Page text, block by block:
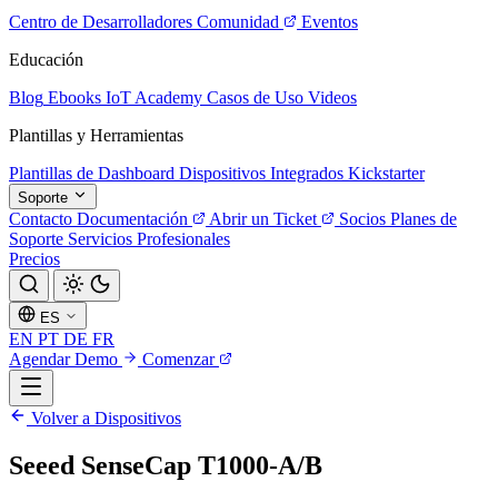
Centro de Desarrolladores Comunidad
Eventos
Educación
Blog Ebooks IoT Academy Casos de Uso Videos
Plantillas y Herramientas
Plantillas de Dashboard Dispositivos Integrados Kickstarter
Soporte
Contacto Documentación Abrir un Ticket Socios Planes de
Soporte Servicios Profesionales
Precios
ES
EN PT DE FR
Agendar Demo
Comenzar
Volver a Dispositivos
Seeed SenseCap T1000-A/B